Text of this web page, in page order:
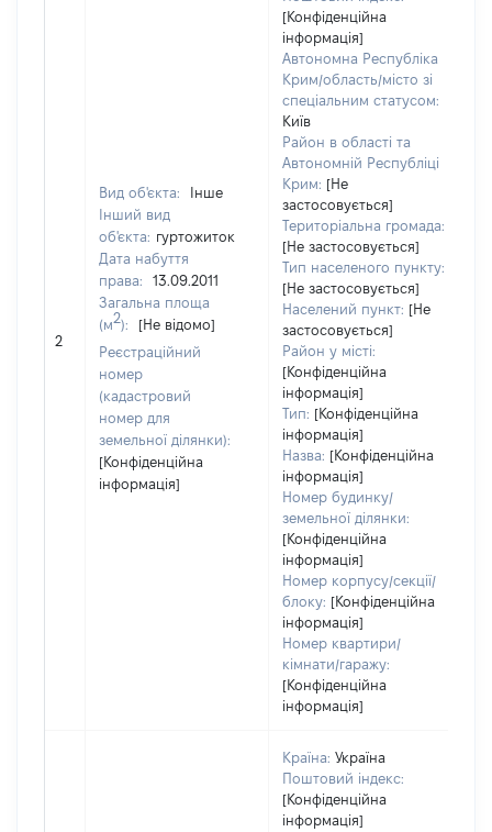
2
Вид об'єкта:
Інше
Інший вид
об'єкта: гуртожиток
Дата набуття
права:
13.09.2011
Загальна площа
(м2):
[Не відомо]
Реєстраційний
номер
(кадастровий
номер для
земельної ділянки):
[Конфіденційна
інформація]
[Конфіденційна
інформація]
Автономна Республіка
Крим/область/місто зі
спеціальним статусом:
Київ
Район в області та
Автономній Республіці
Крим: [Не
застосовується]
Територіальна громада:
[Не застосовується]
Тип населеного пункту:
[Не застосовується]
Населений пункт: [Не
застосовується]
Район у місті:
[Конфіденційна
інформація]
Тип: [Конфіденційна
інформація]
Назва: [Конфіденційна
інформація]
Номер будинку/
земельної ділянки:
[Конфіденційна
інформація]
Номер корпусу/секції/
блоку: [Конфіденційна
інформація]
Номер квартири/
кімнати/гаражу:
[Конфіденційна
інформація]
Країна: Україна
Поштовий індекс:
[Конфіденційна
інформація]